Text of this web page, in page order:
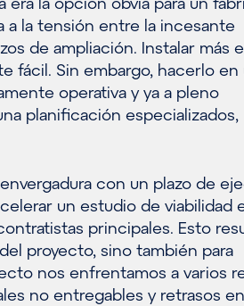
la tensión entre la incesante
de ampliación. Instalar más
fácil. Sin embargo, hacerlo en
operativa y ya a pleno
planificación especializados,
con un plazo de
un estudio de viabilidad
principales. Esto
proyecto, sino también para
nos enfrentamos a varios
no entregables y retrasos